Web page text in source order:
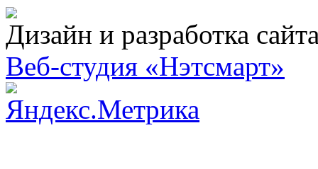
Дизайн и разработка
Веб-студия «Нэтсмарт»